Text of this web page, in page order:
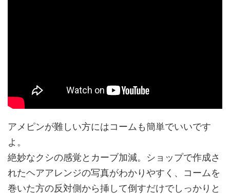
アメピンが難しい方にはコームも簡単でいいです
よ。
絶妙なクシの感覚とカーブ加減。ショップで作成さ
れたヘアアレンジの写真がわかりやすく、コームを
巻いた方の反対側から挿して倒すだけでしっかりと